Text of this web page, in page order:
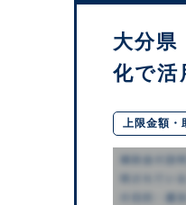
大分県
化で活
上限金額・